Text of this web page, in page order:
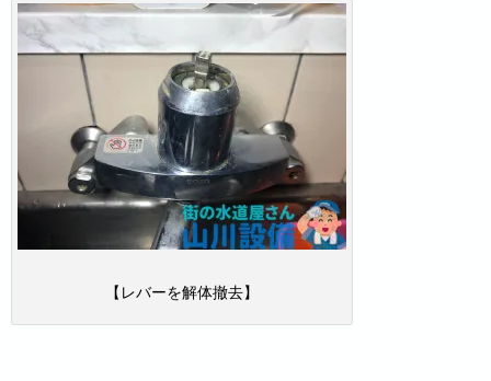
【レバーを解体撤去】